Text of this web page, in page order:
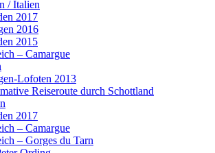
/ Italien
2017
2016
2015
– Camargue
Lofoten 2013
Reiseroute durch Schottland
2017
– Camargue
– Gorges du Tarn